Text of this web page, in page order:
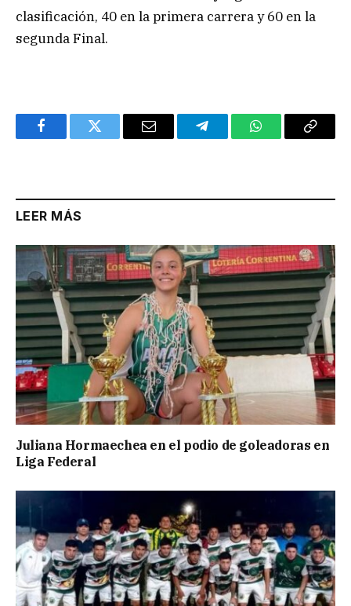
clasificación, 40 en la primera carrera y 60 en la
segunda Final.
FacebookTwitter Email TelegramWhatsAppCopy
LEER MÁS
Juliana Hormaechea en el podio de goleadoras en
Liga Federal